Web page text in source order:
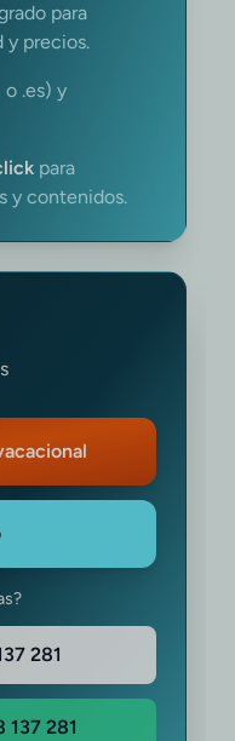
para
y precios.
o .es) y
para
y contenidos.
281
281